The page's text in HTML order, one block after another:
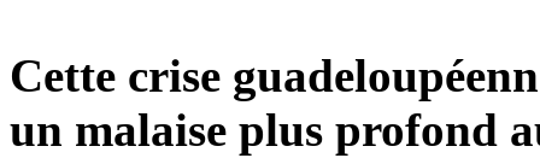
Cette crise
un malaise plus profond